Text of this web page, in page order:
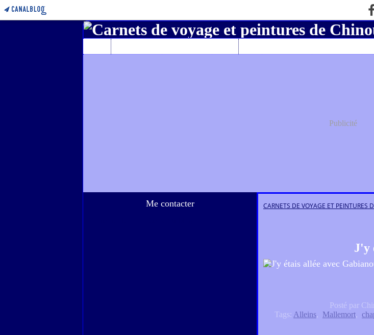
Publicité
Me contacter CARNETS DE VOYAGE ET PEINTURES
J'y
Posté par
Tags: Alleins, Mallemort,